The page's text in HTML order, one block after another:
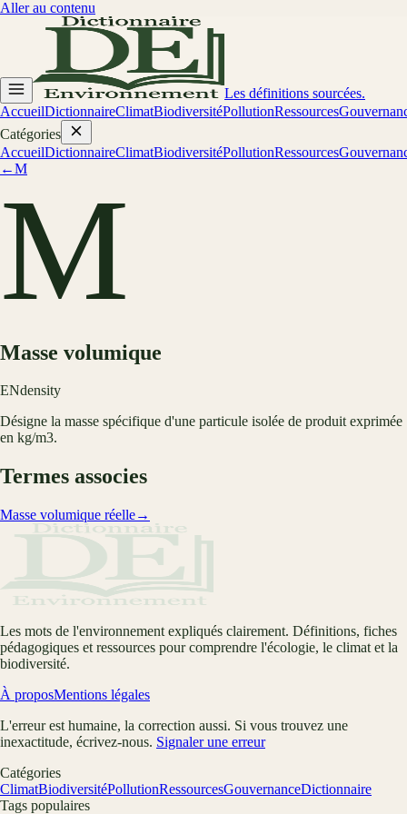
Aller au contenu
Les définitions sourcées.
AccueilDictionnaireClimatBiodiversitéPollutionRessources
Catégories
AccueilDictionnaireClimatBiodiversitéPollutionRessources
←M
M
Masse volumique
ENdensity
Désigne la masse spécifique d'une particule isolée de produit exprimée
en kg/m3.
Termes associes
Masse volumique réelle→
Les mots de l'environnement expliqués clairement. Définitions, fiches
pédagogiques et ressources pour comprendre l'écologie, le climat et la
biodiversité.
À proposMentions légales
L'erreur est humaine, la correction aussi. Si vous trouvez une
inexactitude, écrivez-nous. Signaler une erreur
Catégories
ClimatBiodiversitéPollutionRessourcesGouvernanceDictionnaire
Tags populaires